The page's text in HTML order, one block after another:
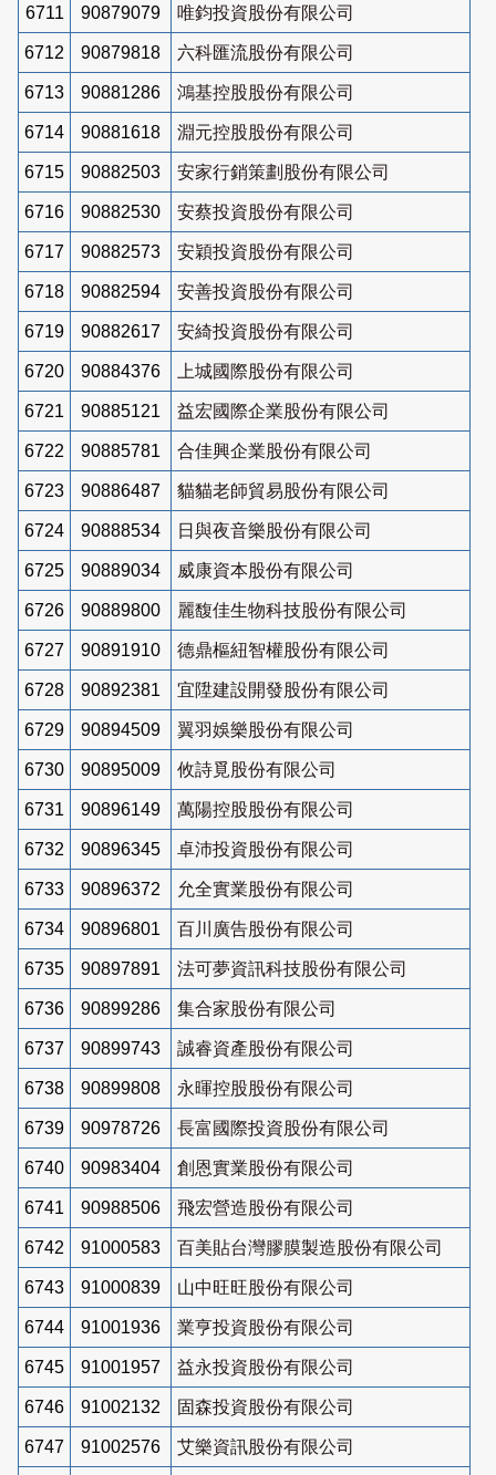
6711 90879079 唯鈞投資股份有限公司
6712 90879818 六科匯流股份有限公司
6713 90881286 鴻基控股股份有限公司
6714 90881618 淵元控股股份有限公司
6715 90882503 安家行銷策劃股份有限公司
6716 90882530 安蔡投資股份有限公司
6717 90882573 安穎投資股份有限公司
6718 90882594 安善投資股份有限公司
6719 90882617 安綺投資股份有限公司
6720 90884376 上城國際股份有限公司
6721 90885121 益宏國際企業股份有限公司
6722 90885781 合佳興企業股份有限公司
6723 90886487 貓貓老師貿易股份有限公司
6724 90888534 日與夜音樂股份有限公司
6725 90889034 威康資本股份有限公司
6726 90889800 麗馥佳生物科技股份有限公司
6727 90891910 德鼎樞紐智權股份有限公司
6728 90892381 宜陞建設開發股份有限公司
6729 90894509 翼羽娛樂股份有限公司
6730 90895009 攸詩覓股份有限公司
6731 90896149 萬陽控股股份有限公司
6732 90896345 卓沛投資股份有限公司
6733 90896372 允全實業股份有限公司
6734 90896801 百川廣告股份有限公司
6735 90897891 法可夢資訊科技股份有限公司
6736 90899286 集合家股份有限公司
6737 90899743 誠睿資產股份有限公司
6738 90899808 永暉控股股份有限公司
6739 90978726 長富國際投資股份有限公司
6740 90983404 創恩實業股份有限公司
6741 90988506 飛宏營造股份有限公司
6742 91000583 百美貼台灣膠膜製造股份有限公司
6743 91000839 山中旺旺股份有限公司
6744 91001936 業亨投資股份有限公司
6745 91001957 益永投資股份有限公司
6746 91002132 固森投資股份有限公司
6747 91002576 艾樂資訊股份有限公司